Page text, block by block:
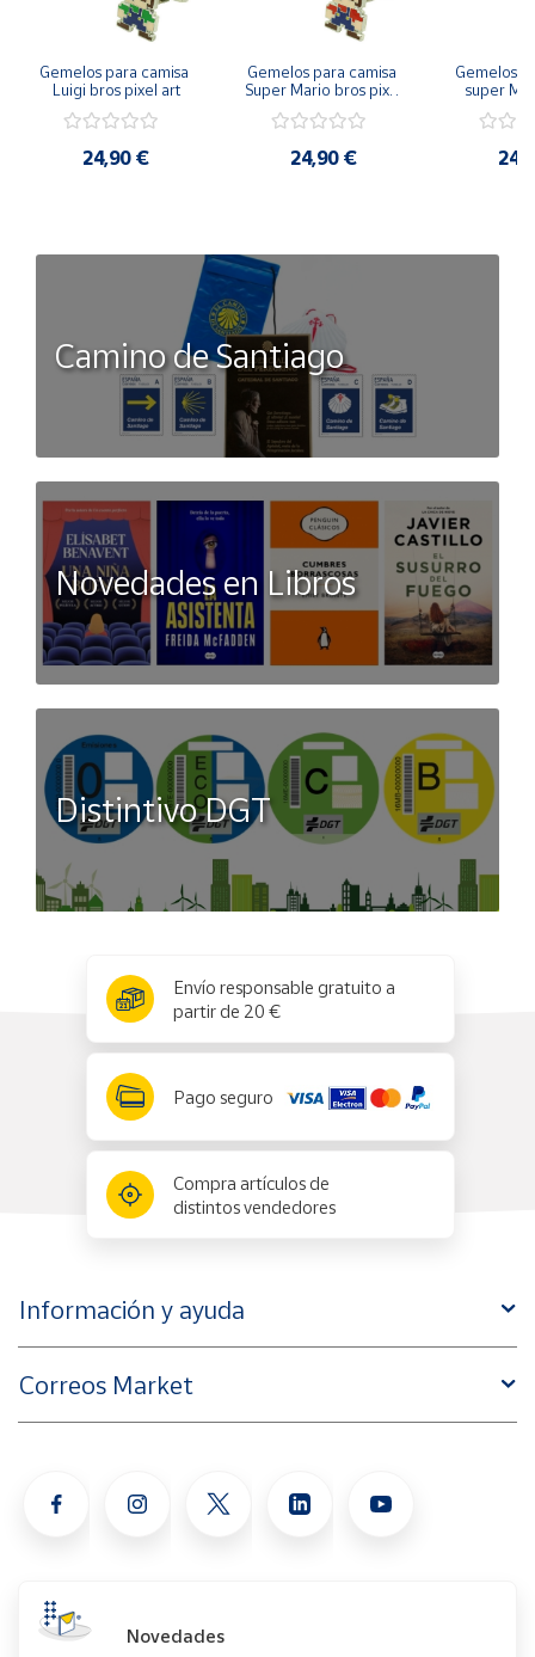
Gemelos para camisa
Luigi bros pixel art
24,90 €
Gemelos para camisa
Super Mario bros pixel
24,90 €
Gemelos
super
Camino de Santiago
Novedades en Libros
Distintivo DGT
Envío responsable gratuito a
partir de 20 €
Pago seguro
Compra artículos de
distintos vendedores
Información y ayuda
Correos Market
Novedades